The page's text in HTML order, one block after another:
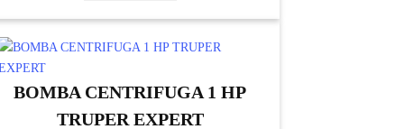
BOMBA CENTRIFUGA 1 HP
TRUPER EXPERT